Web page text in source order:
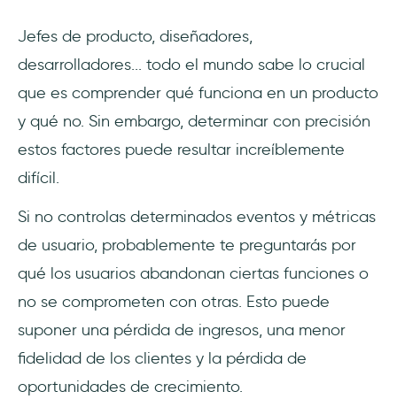
clientes
Optimizar el desarrollo de productos
18 métricas de adopción del producto
2- Tasa de adopción de funciones
3- Tasa de conversión
4- Tasa de activación
5- Tasa de churn
6- Tasa de upsell
Jefes de producto, diseñadores,
desarrolladores... todo el mundo sabe lo crucial
que es comprender qué funciona en un producto
y qué no. Sin embargo, determinar con precisión
estos factores puede resultar increíblemente
difícil.
Si no controlas determinados eventos y métricas
de usuario, probablemente te preguntarás por
qué los usuarios abandonan ciertas funciones o
no se comprometen con otras. Esto puede
suponer una pérdida de ingresos, una menor
fidelidad de los clientes y la pérdida de
oportunidades de crecimiento.